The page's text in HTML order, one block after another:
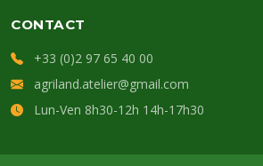
CONTACT
+33 (0)2 97 65 40 00
agriland.atelier@gmail.com
Lun-Ven 8h30-12h 14h-17h30